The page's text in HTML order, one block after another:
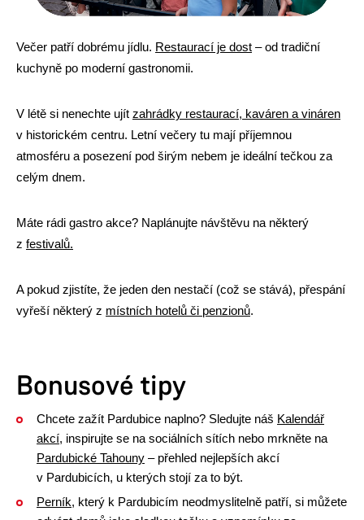
Večer patří dobrému jídlu. Restaurací je dost – od tradiční
kuchyně po moderní gastronomii.
V létě si nenechte ujít zahrádky restaurací, kaváren a vináren
v historickém centru. Letní večery tu mají příjemnou
atmosféru a posezení pod širým nebem je ideální tečkou za
celým dnem.
Máte rádi gastro akce? Naplánujte návštěvu na některý
z festivalů.
A pokud zjistíte, že jeden den nestačí (což se stává), přespání
vyřeší některý z místních hotelů či penzionů.
Bonusové tipy
Chcete zažít Pardubice naplno? Sledujte náš Kalendář
akcí, inspirujte se na sociálních sítích nebo mrkněte na
Pardubické Tahouny – přehled nejlepších akcí
v Pardubicích, u kterých stojí za to být.
Perník, který k Pardubicím neodmyslitelně patří, si můžete